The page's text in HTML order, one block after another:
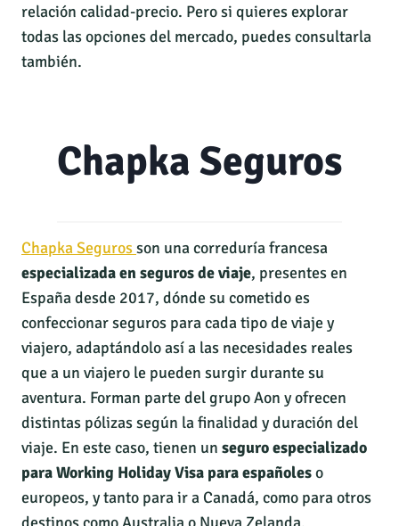
relación calidad-precio. Pero si quieres explorar
todas las opciones del mercado, puedes consultarla
también.
Chapka Seguros
Chapka Segurosson una correduría francesa
especializada en seguros de viaje, presentes en
España desde 2017, dónde su cometido es
confeccionar seguros para cada tipo de viaje y
viajero, adaptándolo así a las necesidades reales
que a un viajero le pueden surgir durante su
aventura. Forman parte del grupo Aon y ofrecen
distintas pólizas según la finalidad y duración del
viaje. En este caso, tienen un seguro especializado
para Working Holiday Visa para españoleso
europeos, y tanto para ir a Canadá, como para otros